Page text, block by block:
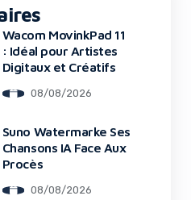
Wacom MovinkPad 11
: Idéal pour Artistes
Digitaux et Créatifs
08/08/2026
Suno Watermarke Ses
Chansons IA Face Aux
Procès
08/08/2026